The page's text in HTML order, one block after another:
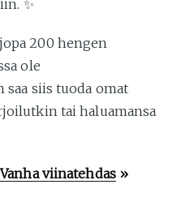
✨
200 hengen
ole
siis tuoda omat
tai haluamansa
viinatehdas»